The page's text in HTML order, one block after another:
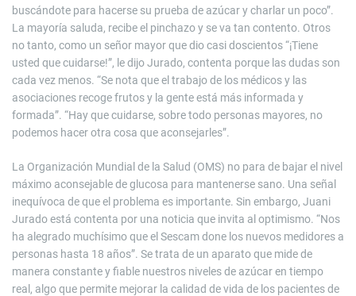
buscándote para hacerse su prueba de azúcar y charlar un poco”.
La mayoría saluda, recibe el pinchazo y se va tan contento. Otros
no tanto, como un señor mayor que dio casi doscientos “¡Tiene
usted que cuidarse!”, le dijo Jurado, contenta porque las dudas son
cada vez menos. “Se nota que el trabajo de los médicos y las
asociaciones recoge frutos y la gente está más informada y
formada”. “Hay que cuidarse, sobre todo personas mayores, no
podemos hacer otra cosa que aconsejarles”.
La Organización Mundial de la Salud (OMS) no para de bajar el nivel
máximo aconsejable de glucosa para mantenerse sano. Una señal
inequívoca de que el problema es importante. Sin embargo, Juani
Jurado está contenta por una noticia que invita al optimismo. “Nos
ha alegrado muchísimo que el Sescam done los nuevos medidores a
personas hasta 18 años”. Se trata de un aparato que mide de
manera constante y fiable nuestros niveles de azúcar en tiempo
real, algo que permite mejorar la calidad de vida de los pacientes de